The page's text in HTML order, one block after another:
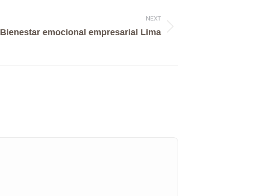
NEXT
Bienestar emocional empresarial Lima